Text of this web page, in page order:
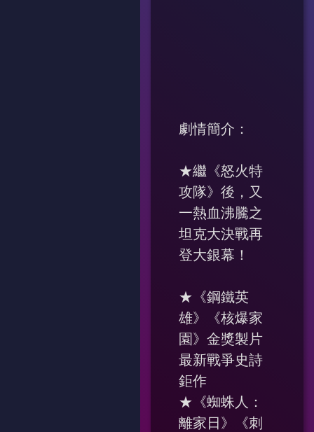
劇情簡介：
★繼《怒火特
攻隊》後，又
一熱血沸騰之
坦克大決戰再
登大銀幕！
★《鋼鐵英
雄》《核爆家
園》金獎製片
最新戰爭史詩
鉅作
★《蜘蛛人：
離家日》《刺